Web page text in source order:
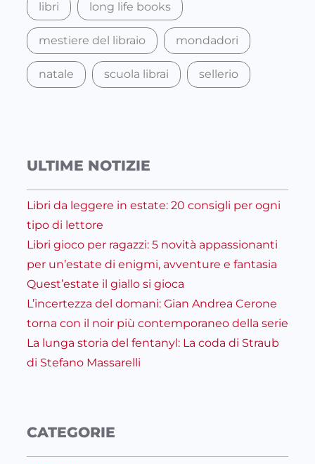
libri long life books
mestiere del libraio mondadori
natale scuola librai sellerio
ULTIME NOTIZIE
Libri da leggere in estate: 20 consigli per ogni
tipo di lettore
Libri gioco per ragazzi: 5 novità appassionanti
per un’estate di enigmi, avventure e fantasia
Quest’estate il giallo si gioca
L’incertezza del domani: Gian Andrea Cerone
torna con il noir più contemporaneo della serie
La lunga storia del fentanyl: La coda di Straub
di Stefano Massarelli
CATEGORIE